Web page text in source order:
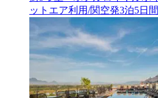
ットエア利用/関空発3泊5日間